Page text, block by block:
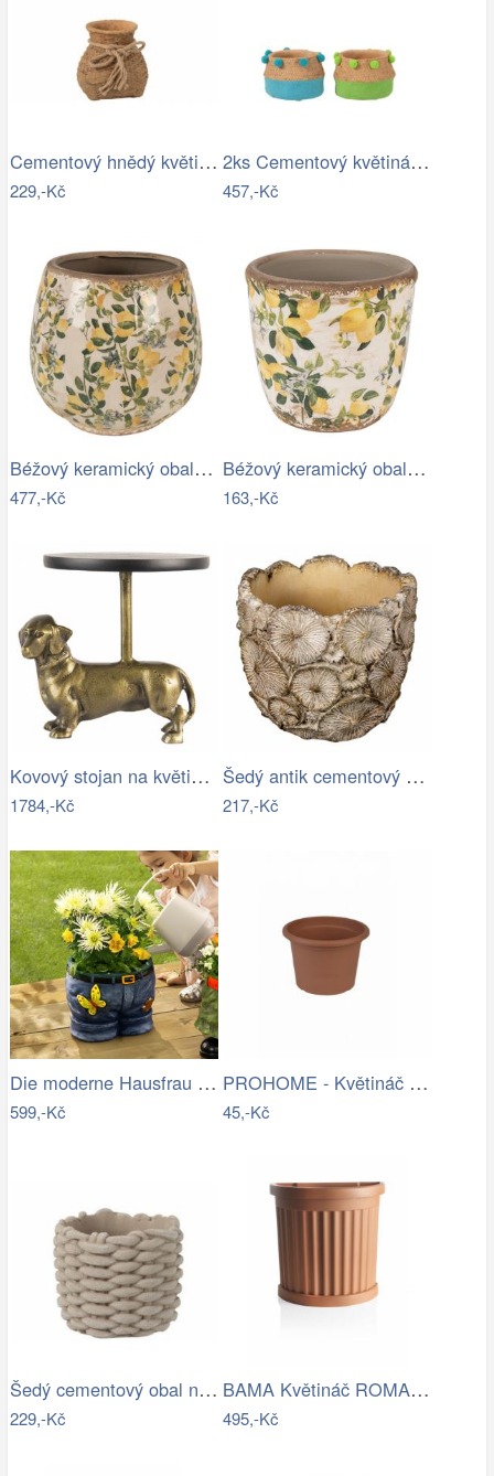
Cementový hnědý květináč ve tvaru vaku …
229,-Kč
2ks Cementový květináč Pompom modrá…
457,-Kč
Béžový keramický obal na květináč s…
477,-Kč
Béžový keramický obal na květináč s…
163,-Kč
Kovový stojan na květiny se zlatým…
1784,-Kč
Šedý antik cementový zdobený květináč S…
217,-Kč
Die moderne Hausfrau Květináč Kalhoty
599,-Kč
PROHOME - Květináč CAMPANULA 20 terakota
45,-Kč
Šedý cementový obal na květináč ve…
229,-Kč
BAMA Květináč ROMA 35L
495,-Kč